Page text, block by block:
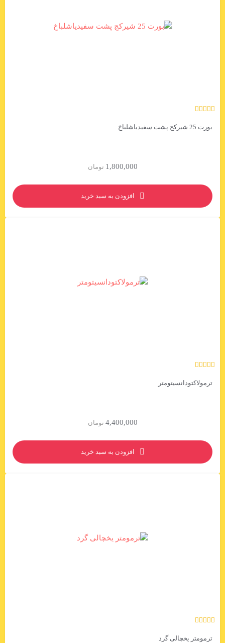
بورت 25 شیرکج پشت سفیدیاشلباخ
تومان 1,800,000
افزودن به سبد خرید
ترمولاکتودانسیتومتر
تومان 4,400,000
افزودن به سبد خرید
ترمومتر یخچالی گرد